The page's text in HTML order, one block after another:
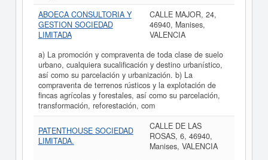
ABOECA CONSULTORIA Y
GESTION SOCIEDAD
LIMITADA
CALLE MAJOR, 24,
46940, Manises,
VALENCIA
a) La promoción y compraventa de toda clase de suelo
urbano, cualquiera sucalificación y destino urbanístico,
así como su parcelación y urbanización. b) La
compraventa de terrenos rústicos y la explotación de
fincas agrícolas y forestales, así como su parcelación,
transformación, reforestación, com
PATENTHOUSE SOCIEDAD
LIMITADA.
CALLE DE LAS
ROSAS, 6, 46940,
Manises, VALENCIA